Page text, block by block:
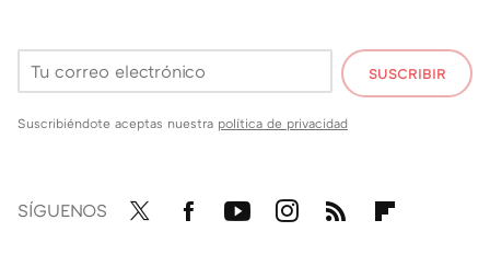
SUSCRIBIR
Suscribiéndote aceptas nuestra política de privacidad
SÍGUENOS